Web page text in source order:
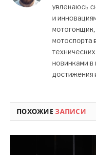
увлекаюсь
и
мотогонщик,
мотоспорта
новинками в
достижения
ПОХОЖИЕЗАПИСИ